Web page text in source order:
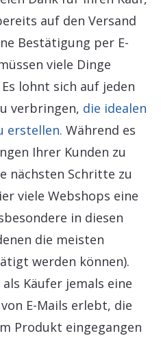
auf den Versand
Bestätigung per E-
viele Dinge
lohnt sich auf jeden
verbringen, die idealen
erstellen. Während es
Ihrer Kunden zu
nächsten Schritte zu
viele Webshops eine
in diesen
die meisten
werden können).
Käufer jemals eine
E-Mails erlebt, die
Produkt eingegangen